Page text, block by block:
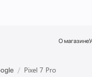
О магазине
Pixel 7 Pro